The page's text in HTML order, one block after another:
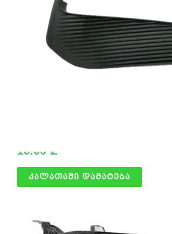
10.00 ₾
კალათაში დამატება